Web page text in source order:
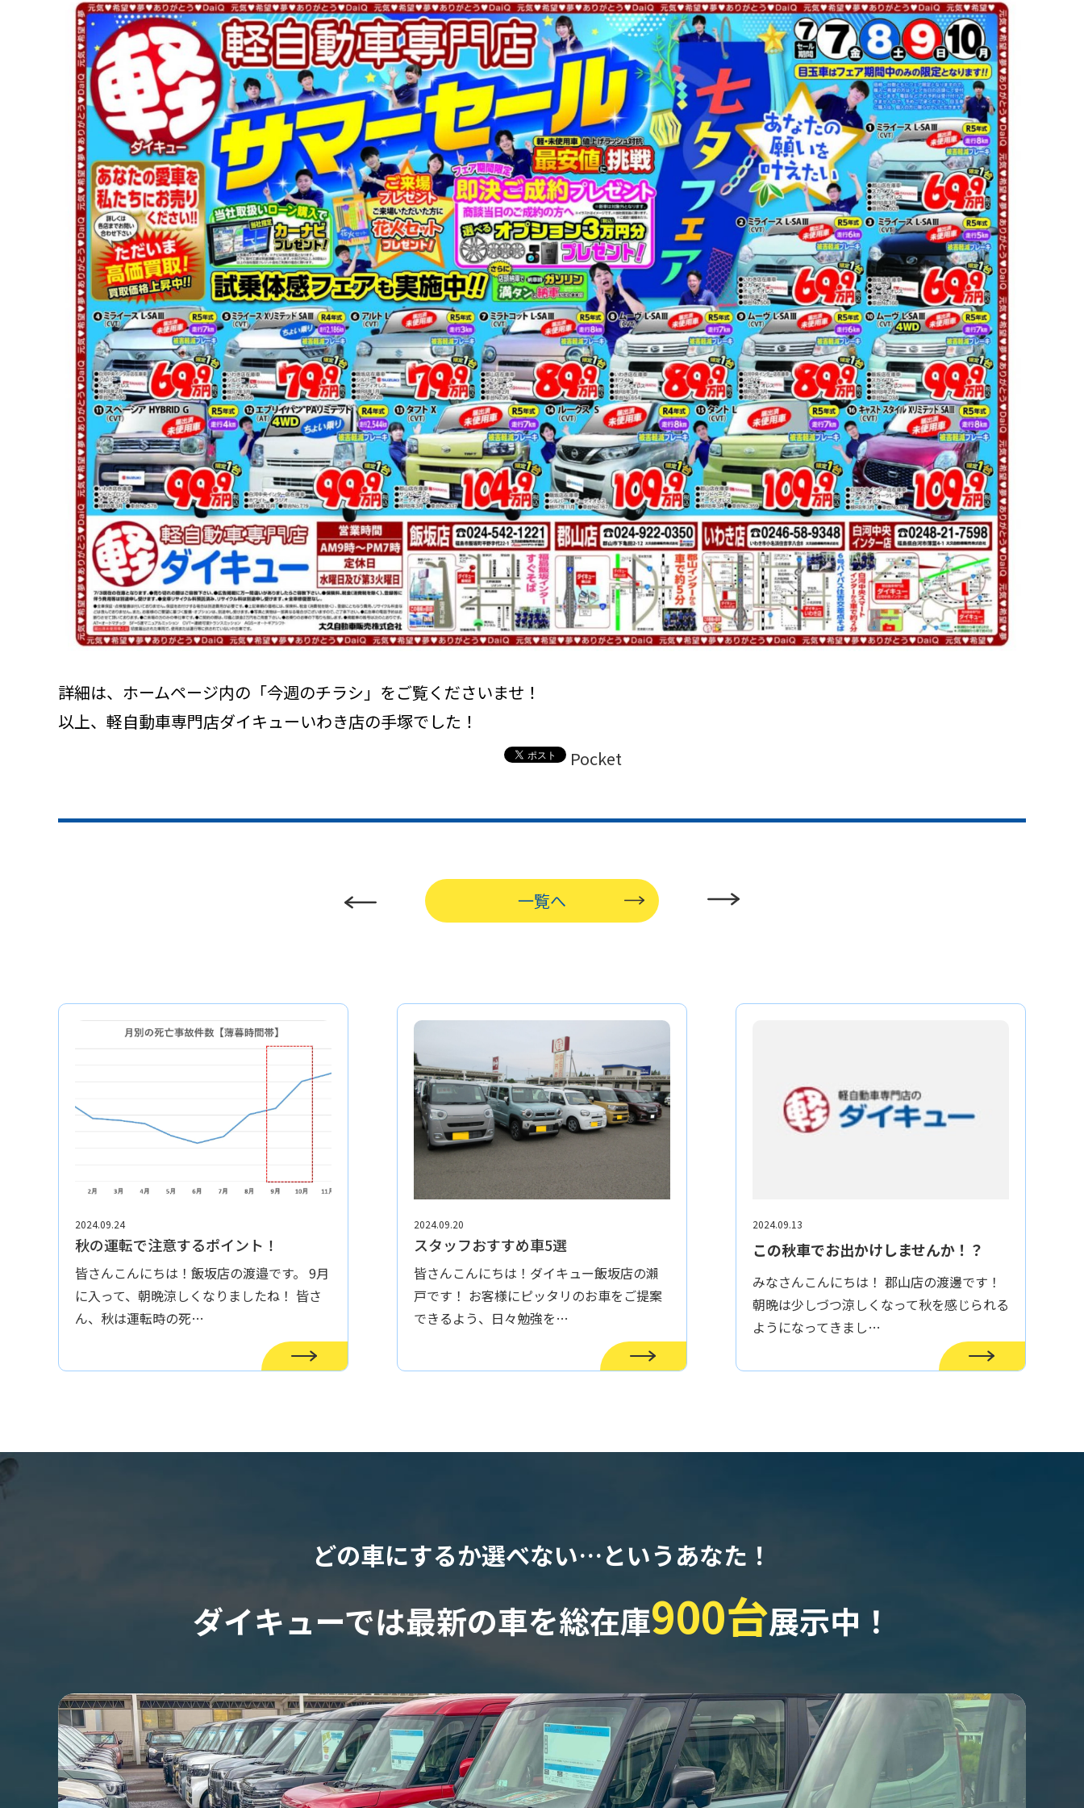
詳細は、ホームページ内の「今週のチラシ」をご覧くださいませ！
以上、軽自動車専門店ダイキューいわき店の手塚でした！
Pocket
一覧へ
2024.09.24
秋の運転で注意するポイント！
皆さんこんにちは！飯坂店の渡邉です。 9月
に入って、朝晩涼しくなりましたね！ 皆さ
ん、秋は運転時の死…
2024.09.20
スタッフおすすめ車5選
皆さんこんにちは！ダイキュー飯坂店の瀨
戸です！ お客様にピッタリのお車をご提案
できるよう、日々勉強を…
2024.09.13
この秋車でお出かけしませんか！？
みなさんこんにちは！ 郡山店の渡邊です！
朝晩は少しづつ涼しくなって秋を感じられる
ようになってきまし…
どの車にするか選べない…というあなた！
ダイキューでは最新の車を総在庫900台展示中！